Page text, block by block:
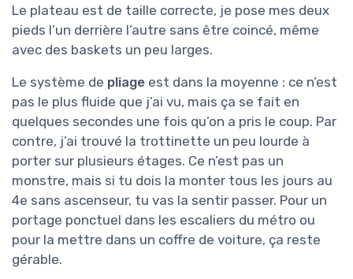
Le plateau est de taille correcte, je pose mes deux
pieds l’un derrière l’autre sans être coincé, même
avec des baskets un peu larges.
Le système de pliage est dans la moyenne : ce n’est
pas le plus fluide que j’ai vu, mais ça se fait en
quelques secondes une fois qu’on a pris le coup. Par
contre, j’ai trouvé la trottinette un peu lourde à
porter sur plusieurs étages. Ce n’est pas un
monstre, mais si tu dois la monter tous les jours au
4e sans ascenseur, tu vas la sentir passer. Pour un
portage ponctuel dans les escaliers du métro ou
pour la mettre dans un coffre de voiture, ça reste
gérable.